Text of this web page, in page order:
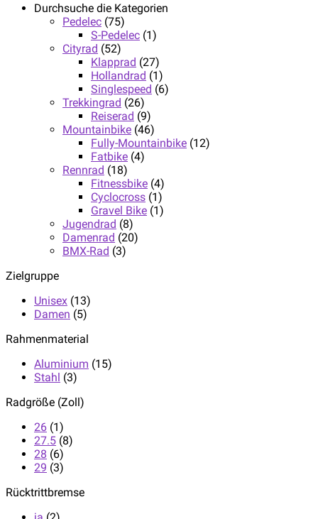
Durchsuche die Kategorien
Pedelec (75)
S-Pedelec (1)
Cityrad (52)
Klapprad (27)
Hollandrad (1)
Singlespeed (6)
Trekkingrad (26)
Reiserad (9)
Mountainbike (46)
Fully-Mountainbike (12)
Fatbike (4)
Rennrad (18)
Fitnessbike (4)
Cyclocross (1)
Gravel Bike (1)
Jugendrad (8)
Damenrad (20)
BMX-Rad (3)
Zielgruppe
Unisex (13)
Damen (5)
Rahmenmaterial
Aluminium (15)
Stahl (3)
Radgröße (Zoll)
26 (1)
27.5 (8)
28 (6)
29 (3)
Rücktrittbremse